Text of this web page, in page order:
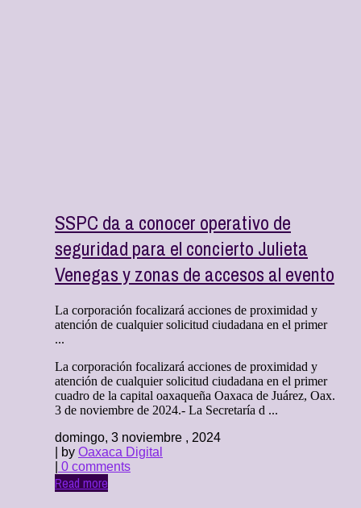
SSPC da a conocer operativo de
seguridad para el concierto Julieta
Venegas y zonas de accesos al evento
La corporación focalizará acciones de proximidad y
atención de cualquier solicitud ciudadana en el primer
...
La corporación focalizará acciones de proximidad y
atención de cualquier solicitud ciudadana en el primer
cuadro de la capital oaxaqueña Oaxaca de Juárez, Oax.
3 de noviembre de 2024.- La Secretaría d ...
domingo, 3 noviembre , 2024
| by Oaxaca Digital
0 comments
Read more